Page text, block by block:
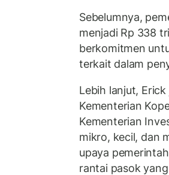
Sebelumnya,
menjadi Rp 338
berkomitmen
terkait dalam
Lebih lanjut,
Kementerian
Kementerian
mikro, kecil, dan
upaya
rantai pasok